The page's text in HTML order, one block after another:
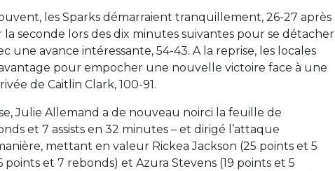
les Sparks démarraient tranquillement, 26-27 après
la seconde lors des dix minutes suivantes pour se détacher
une avance intéressante, 54-43. A la reprise, les locales
pour empocher une nouvelle victoire face à une
de Caitlin Clark, 100-91.
Julie Allemand a de nouveau noirci la feuille de
et 7 assists en 32 minutes – et dirigé l’attaque
mettant en valeur Rickea Jackson (25 points et 5
points et 7 rebonds) et Azura Stevens (19 points et 5